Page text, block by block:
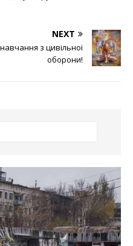
NEXT
з цивільної
оборони!